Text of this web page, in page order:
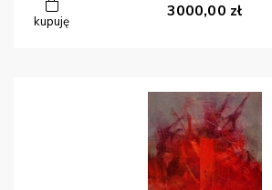
kupuję
3000,00 zł